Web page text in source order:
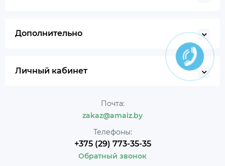
Дополнительно
Личный кабинет
Почта:
zakaz@amaiz.by
Телефоны:
+375 (29) 773-35-35
Обратный звонок